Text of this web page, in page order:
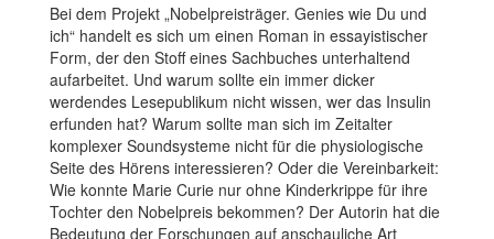
Bei dem Projekt „Nobelpreisträger. Genies wie Du und
ich“ handelt es sich um einen Roman in essayistischer
Form, der den Stoff eines Sachbuches unterhaltend
aufarbeitet. Und warum sollte ein immer dicker
werdendes Lesepublikum nicht wissen, wer das Insulin
erfunden hat? Warum sollte man sich im Zeitalter
komplexer Soundsysteme nicht für die physiologische
Seite des Hörens interessieren? Oder die Vereinbarkeit:
Wie konnte Marie Curie nur ohne Kinderkrippe für ihre
Tochter den Nobelpreis bekommen? Der Autorin hat die
Bedeutung der Forschungen auf anschauliche Art